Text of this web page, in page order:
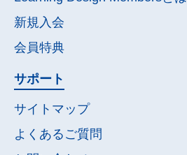
新規入会
会員特典
サポート
サイトマップ
よくあるご質問